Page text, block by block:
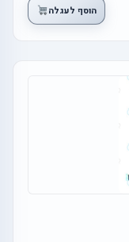
הוסף לעגלה